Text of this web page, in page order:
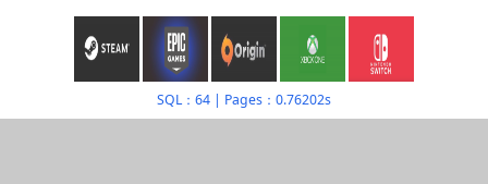
SQL：64 | Pages：0.76202s